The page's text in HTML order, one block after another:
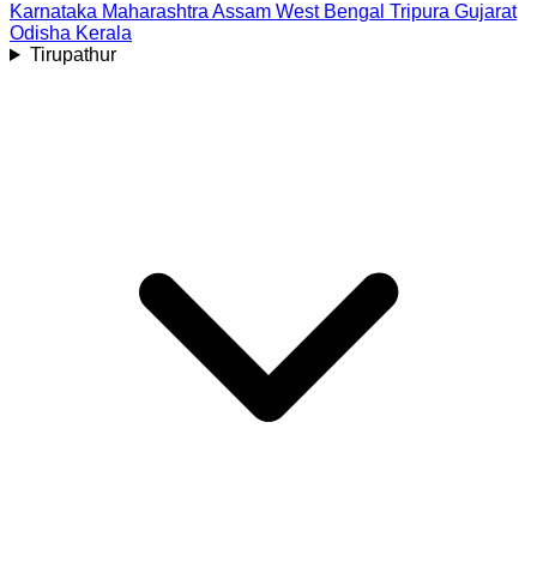
Karnataka Maharashtra Assam West Bengal Tripura Gujarat
Odisha Kerala
Tirupathur